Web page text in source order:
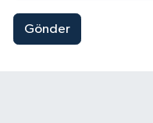
Gönder